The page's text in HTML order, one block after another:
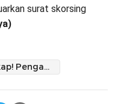
surat skorsing
Terungkap! Penganiayaan Santri Dipicu Ketersinggungan